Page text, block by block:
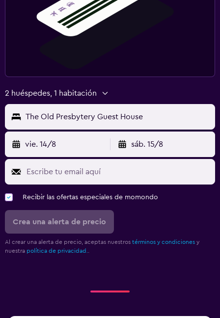
2 huéspedes, 1 habitación
The Old Presbytery Guest House
vie. 14/8 sáb. 15/8
Recibir las ofertas especiales de momondo
Crea una alerta de precio
Al crear una alerta de precio, aceptas nuestros términos y condiciones y
nuestra política de privacidad.